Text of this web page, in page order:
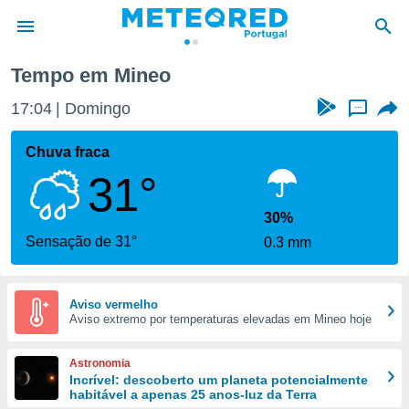
da
foi
fornecidas
a este
das
e
forma
digital
Tempo em Mineo
17:04 Domingo ...
Chuva fraca
31°
Sensação de 31°
30%
0.3 mm
Aviso vermelho
Aviso extremo por temperaturas elevadas em Mineo hoje
Astronomia
Incrível: descoberto um planeta potencialmente
habitável a apenas 25 anos-luz da Terra